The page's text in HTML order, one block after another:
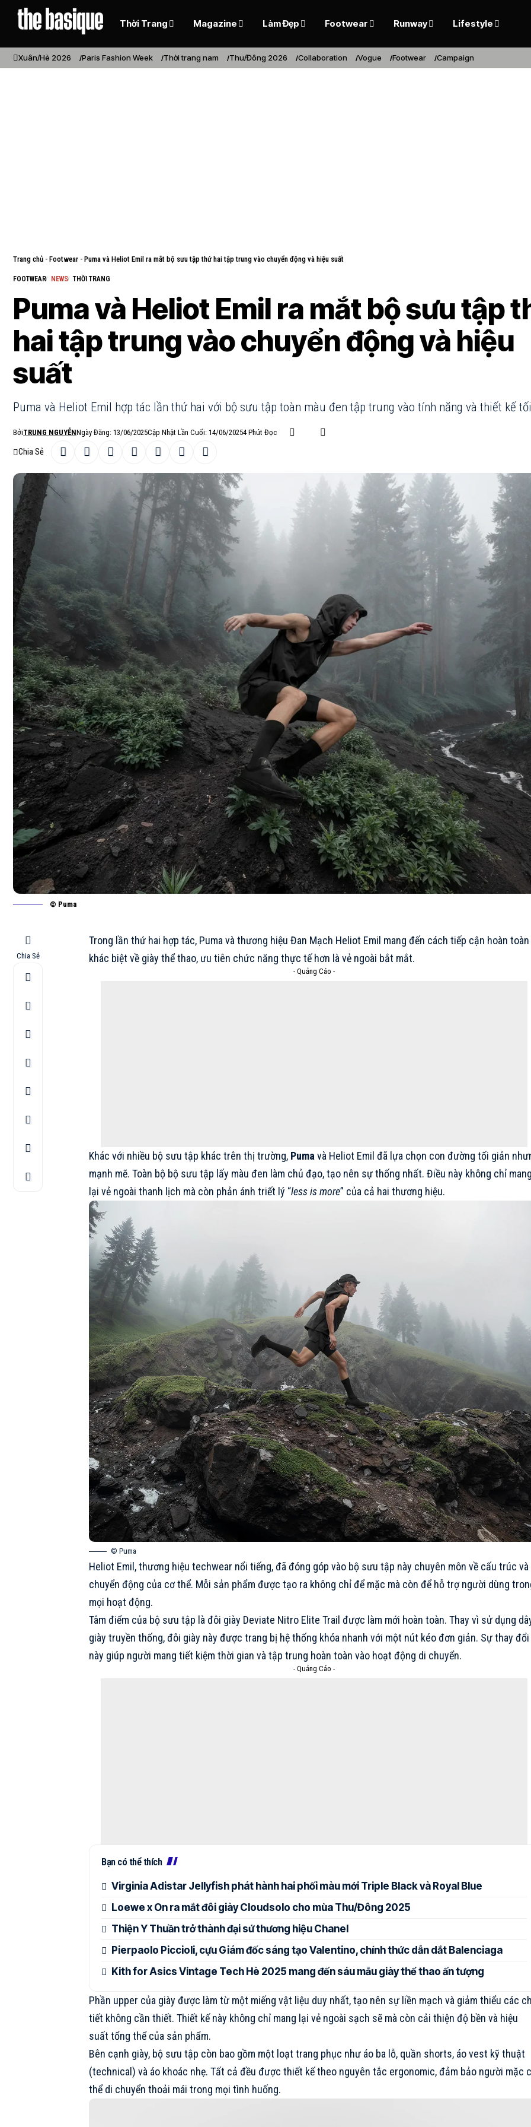
Thời Trang Magazine Làm Đẹp Footwear Runway Lifestyle
Xuân/Hè 2026 Paris Fashion Week Thời trang nam Thu/Đông 2026 Collaboration Vogue Footwear Campaign
Trang chủ - Footwear - Puma và Heliot Emil ra mắt bộ sưu tập thứ hai tập trung vào chuyển động và hiệu suất
FOOTWEAR NEWS THỜI TRANG
Puma và Heliot Emil ra mắt bộ sưu tập
hai tập trung vào chuyển động và hiệu
suất
Puma và Heliot Emil hợp tác lần thứ hai với bộ sưu tập toàn màu đen tập trung vào tính năng và thiết kế
BởiTRUNG NGUYỄNNgày Đăng: 13/06/2025Cập Nhật Lần Cuối: 14/06/20254 Phút Đọc
Chia Sẻ
© Puma
Chia Sẻ
Trong lần thứ hai hợp tác, Puma và thương hiệu Đan Mạch Heliot Emil mang đến cách tiếp cận hoàn toàn
khác biệt về giày thể thao, ưu tiên chức năng thực tế hơn là vẻ ngoài bắt mắt.
- Quảng Cáo -
Khác với nhiều bộ sưu tập khác trên thị trường, Puma và Heliot Emil đã lựa chọn con đường tối giản
mạnh mẽ. Toàn bộ bộ sưu tập lấy màu đen làm chủ đạo, tạo nên sự thống nhất. Điều này không chỉ
lại vẻ ngoài thanh lịch mà còn phản ánh triết lý “less is more” của cả hai thương hiệu.
© Puma
Heliot Emil, thương hiệu techwear nổi tiếng, đã đóng góp vào bộ sưu tập này chuyên môn về cấu trúc và
chuyển động của cơ thể. Mỗi sản phẩm được tạo ra không chỉ để mặc mà còn để hỗ trợ người dùng
mọi hoạt động.
Tâm điểm của bộ sưu tập làđôi giày Deviate Nitro Elite Trail được làm mới hoàn toàn. Thay vì sử dụng
giày truyền thống, đôi giày này được trang bị hệ thống khóa nhanh với một nút kéo đơn giản. Sự thay đổi
này giúp người mang tiết kiệm thời gian và tập trung hoàn toàn vào hoạt động di chuyển.
- Quảng Cáo -
Bạn có thể thích
Virginia Adistar Jellyfish phát hành hai phối màu mới Triple Black và Royal Blue
Loewe x On ra mắt đôi giày Cloudsolo cho mùa Thu/Đông 2025
Thiện Y Thuần trở thành đại sứ thương hiệu Chanel
Pierpaolo Piccioli, cựu Giám đốc sáng tạo Valentino, chính thức dẫn dắt Balenciaga
Kith for Asics Vintage Tech Hè 2025 mang đến sáu mẫu giày thể thao ấn tượng
Phần upper của giày được làm từ một miếng vật liệu duy nhất, tạo nên sự liền mạch và giảm thiểu các
tiết không cần thiết. Thiết kế này không chỉ mang lại vẻ ngoài sạch sẽ mà còn cải thiện độ bền và hiệu
suất tổng thể của sản phẩm.
Bên cạnh giày, bộ sưu tập còn bao gồm một loạt trang phục như áo ba lỗ, quần shorts, áo vest kỹ thuật
(technical) và áo khoác nhẹ. Tất cả đều được thiết kế theo nguyên tắc ergonomic, đảm bảo người mặc
thể di chuyển thoải mái trong mọi tình huống.